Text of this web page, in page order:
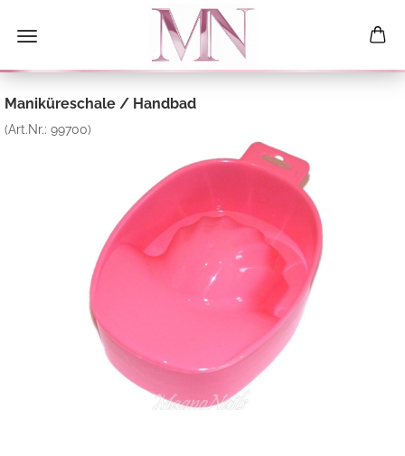
Maniküreschale / Handbad
(Art.Nr.: 99700)